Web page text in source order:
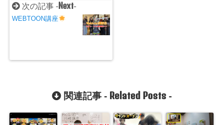
次の記事 - Next-
WEBTOON講座
関連記事 - Related Posts-